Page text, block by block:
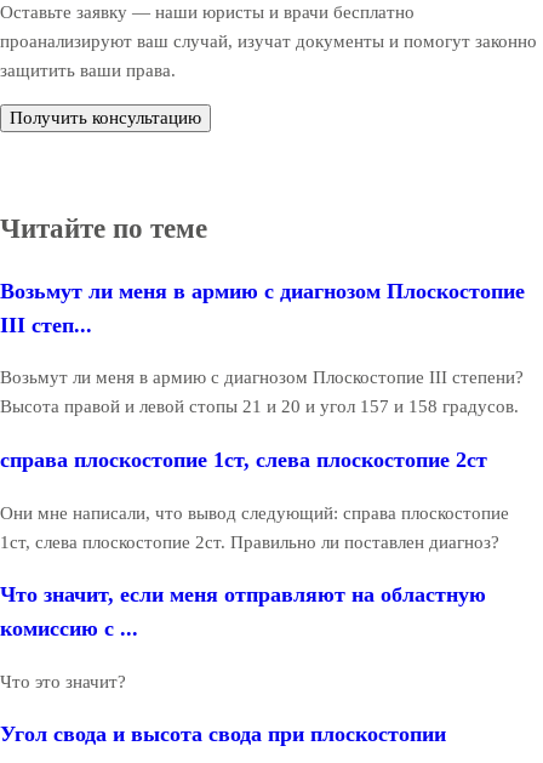
Оставьте заявку — наши юристы и врачи бесплатно
проанализируют ваш случай, изучат документы и помогут законно
защитить ваши права.
Получить консультацию
Читайте по теме
Возьмут ли меня в армию с диагнозом Плоскостопие
III степ...
Возьмут ли меня в армию с диагнозом Плоскостопие III степени?
Высота правой и левой стопы 21 и 20 и угол 157 и 158 градусов.
справа плоскостопие 1ст, слева плоскостопие 2ст
Они мне написали, что вывод следующий: справа плоскостопие
1ст, слева плоскостопие 2ст. Правильно ли поставлен диагноз?
Что значит, если меня отправляют на областную
комиссию с ...
Что это значит?
Угол свода и высота свода при плоскостопии